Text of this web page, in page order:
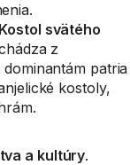
svätého
z
dominantám patria
kostoly,
a kultúry.